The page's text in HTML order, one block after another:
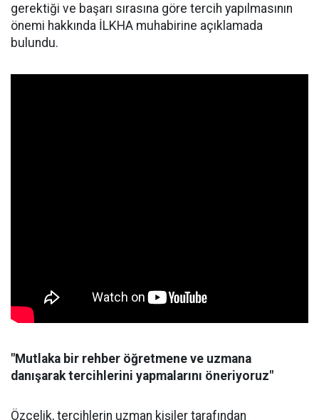
gerektiği ve başarı sırasına göre tercih yapılmasının
önemi hakkında İLKHA muhabirine açıklamada
bulundu.
"Mutlaka bir rehber öğretmene ve uzmana
danışarak tercihlerini yapmalarını öneriyoruz"
Özçelik, tercihlerin uzman kişiler tarafından